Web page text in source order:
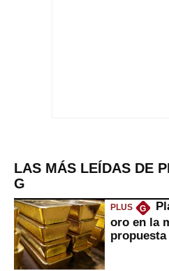
LAS MÁS LEÍDAS DE
G
PLUS G
oro en la